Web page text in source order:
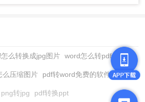
大怎么变小且画质好的操作方法介
实现MP4文件的压缩，同时保证画
么转换成jpg图片 word怎么转pdf
么压缩图片 pdf转word免费的软件
png转jpg pdf转换ppt